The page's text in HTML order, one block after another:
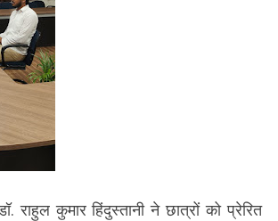
राहुल कुमार हिंदुस्तानी ने छात्रों को प्रेरित